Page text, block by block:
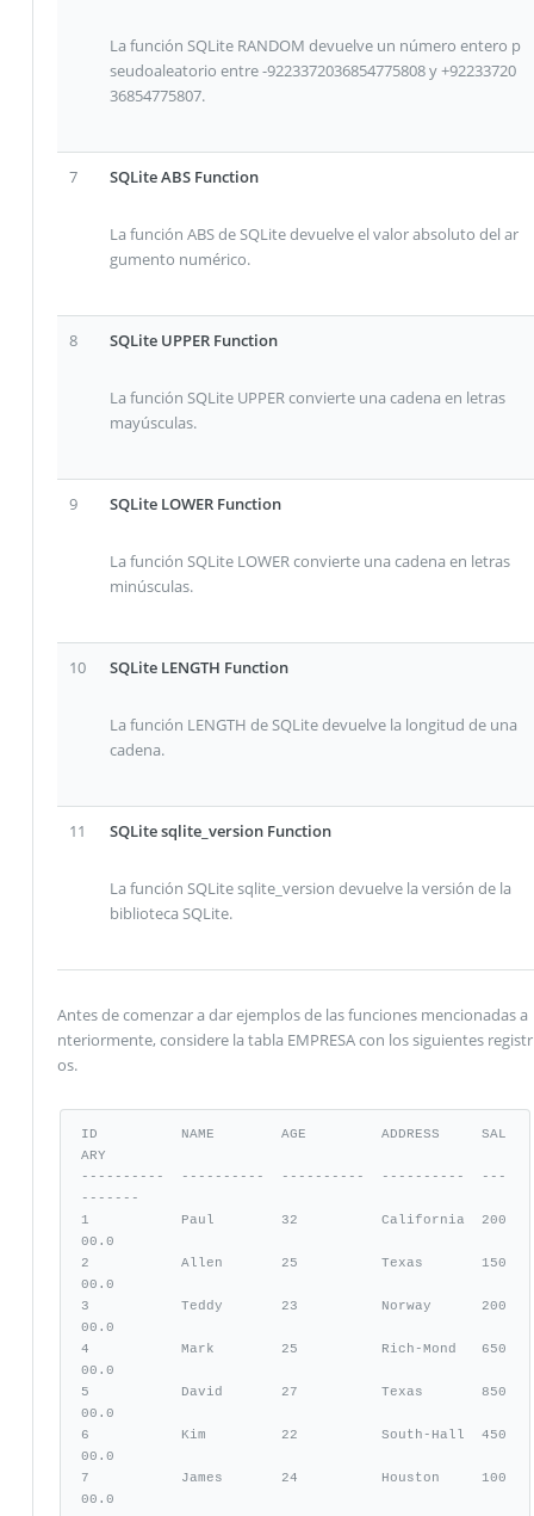
La función SQLite RANDOM devuelve un número entero p
seudoaleatorio entre -9223372036854775808 y +92233720
36854775807.
7 SQLite ABS Function
La función ABS de SQLite devuelve el valor absoluto del ar
gumento numérico.
8 SQLite UPPER Function
La función SQLite UPPER convierte una cadena en letras
mayúsculas.
9 SQLite LOWER Function
La función SQLite LOWER convierte una cadena en letras
minúsculas.
10 SQLite LENGTH Function
La función LENGTH de SQLite devuelve la longitud de una
cadena.
11 SQLite sqlite_version Function
La función SQLite sqlite_version devuelve la versión de la
biblioteca SQLite.
Antes de comenzar a dar ejemplos de las funciones mencionadas a
nteriormente, considere la tabla EMPRESA con los siguientes registr
os.
ID          NAME        AGE         ADDRESS     SAL
ARY
----------  ----------  ----------  ----------  ---
-------
1           Paul        32          California  200
00.0
2           Allen       25          Texas       150
00.0
3           Teddy       23          Norway      200
00.0
4           Mark        25          Rich-Mond   650
00.0
5           David       27          Texas       850
00.0
6           Kim         22          South-Hall  450
00.0
7           James       24          Houston     100
00.0